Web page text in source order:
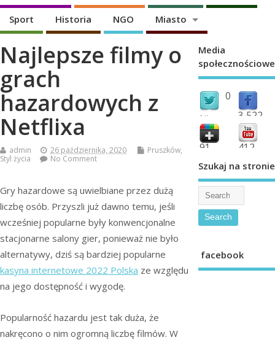
Sport Historia NGO Miasto
Najlepsze filmy o
grach
hazardowych z
Netflixa
admin 26 października, 2020 Pruszków,
Styl życia
No Comment
Gry hazardowe są uwielbiane przez dużą
liczbę osób. Przyszli już dawno temu, jeśli
wcześniej popularne były konwencjonalne
stacjonarne salony gier, ponieważ nie było
alternatywy, dziś są bardziej popularne
kasyna internetowe 2022 Polska ze względu
na jego dostępność i wygodę.
Popularność hazardu jest tak duża, że
nakręcono o nim ogromną liczbę filmów. W
Media
społecznościowe
0
followers 3,522
fans
91 412
Szukaj na stronie
facebook